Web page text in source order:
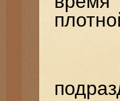
По